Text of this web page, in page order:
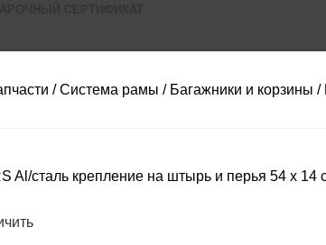
Система рамы Багажники и корзины